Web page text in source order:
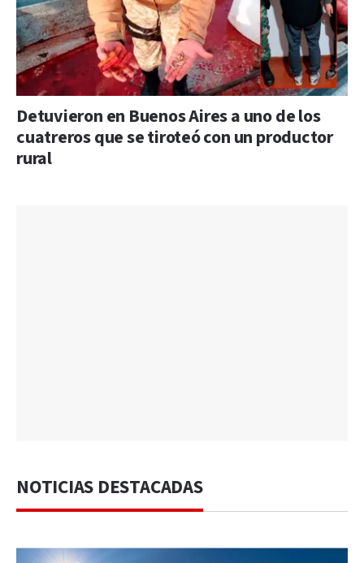
Detuvieron en Buenos Aires a uno de los
cuatreros que se tiroteó con un productor
rural
NOTICIAS DESTACADAS